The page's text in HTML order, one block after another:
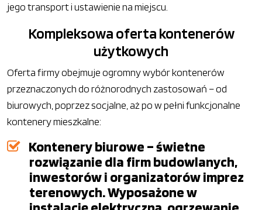
jego transport i ustawienie na miejscu.
Kompleksowa oferta kontenerów
użytkowych
Oferta firmy obejmuje ogromny wybór kontenerów
przeznaczonych do różnorodnych zastosowań – od
biurowych, poprzez socjalne, aż po w pełni funkcjonalne
kontenery mieszkalne:
Kontenery biurowe – świetne
rozwiązanie dla firm budowlanych,
inwestorów i organizatorów imprez
terenowych. Wyposażone w